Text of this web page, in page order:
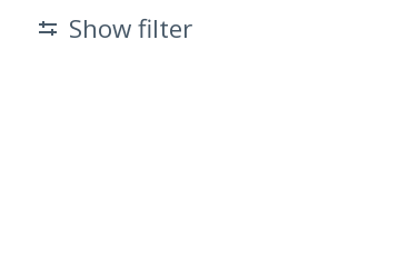
Show filter